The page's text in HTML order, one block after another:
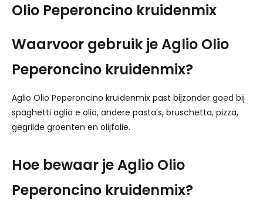
Olio Peperoncino kruidenmix
Waarvoor gebruik je Aglio Olio
Peperoncino kruidenmix?
Aglio Olio Peperoncino kruidenmix past bijzonder goed bij
spaghetti aglio e olio, andere pasta’s, bruschetta, pizza,
gegrilde groenten en olijfolie.
Hoe bewaar je Aglio Olio
Peperoncino kruidenmix?